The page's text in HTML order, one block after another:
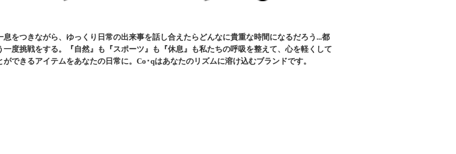
をつきながら、ゆっくり日常の出来事を話し合えたらどんなに貴重な時間になるだろう...都
度挑戦をする。『自然』も『スポーツ』も『休息』も私たちの呼吸を整えて、⼼を軽くして
できるアイテムをあなたの⽇常に。Co･qはあなたのリズムに溶け込むブランドです。